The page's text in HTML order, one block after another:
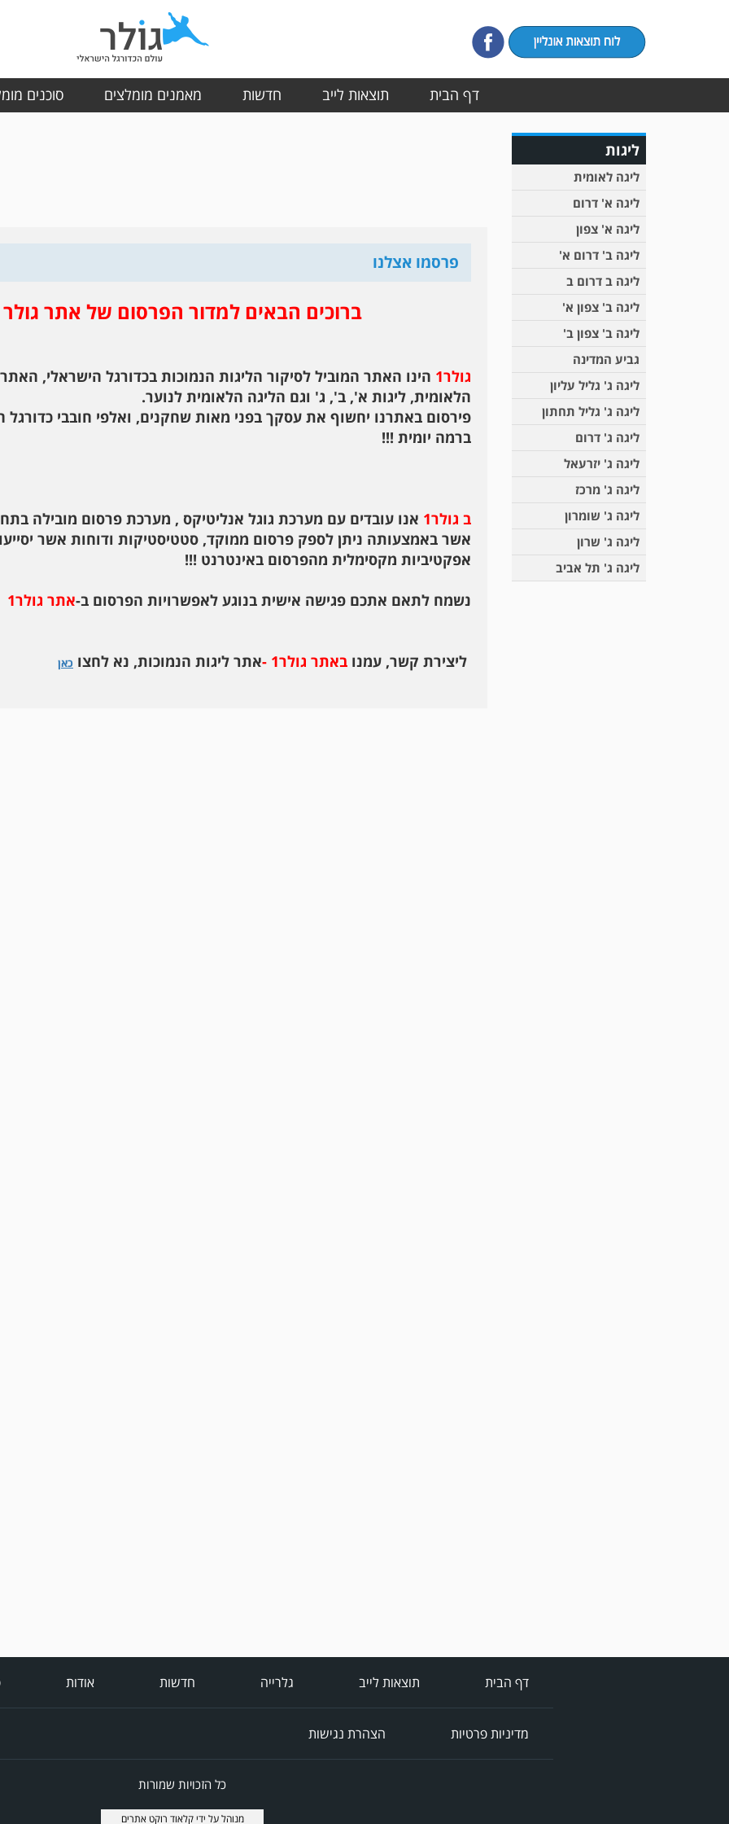
דף הבית תוצאות לייב חדשות מאמנים מומלצים סוכנים
ליגות
ליגה לאומית
ליגה א' דרום
ליגה א' צפון
ליגה ב' דרום א'
ליגה ב דרום ב
ליגה ב' צפון א'
ליגה ב' צפון ב'
גביע המדינה
ליגה ג' גליל עליון
ליגה ג' גליל תחתון
ליגה ג' דרום
ליגה ג' יזרעאל
ליגה ג' מרכז
ליגה ג' שומרון
ליגה ג' שרון
ליגה ג' תל אביב
פרסמו אצלנו
ברוכים הבאים למדור הפרסום של אתר גולר
גולר1
הינו האתר המוביל לסיקור הליגות הנמוכות בכדורגל הישראלי,
הלאומית, ליגות א', ב', ג' וגם הליגה הלאומית לנוער.
פירסום באתרנו יחשוף את עסקך בפני מאות שחקנים, ואלפי חובבי
ברמה יומית !!!
ב גולר1
אנו עובדים עם מערכת גוגל אנליטיקס , מערכת פרסום מובילה
אשר באמצעותה ניתן לספק פרסום ממוקד, סטטיסטיקות ודוחות אשר
אפקטיביות מקסימלית מהפרסום באינטרנט !!!
נשמח לתאם אתכם פגישה אישית בנוגע לאפשרויות הפרסום ב-אתר גולר1
ליצירת קשר, עמנו באתר גולר1 - אתר ליגות הנמוכות, נא לחצו כאן
דף הבית תוצאות לייב גלרייה חדשות אודות
מדיניות פרטיות הצהרת נגישות
כל הזכויות שמורות
מנוהל על ידיקלאוד רוקט אתרים